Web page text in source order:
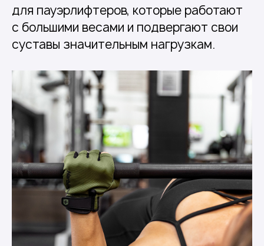
для пауэрлифтеров, которые работают
с большими весами и подвергают свои
суставы значительным нагрузкам.